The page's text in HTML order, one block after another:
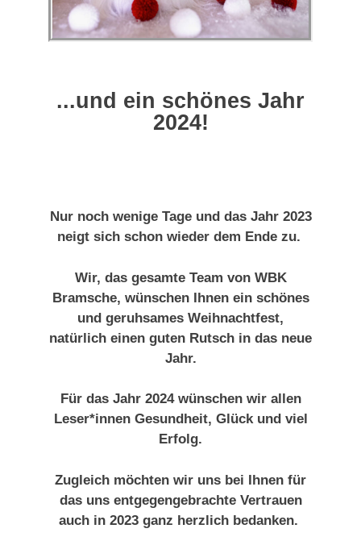
...und ein schönes Jahr
2024!
Nur noch wenige Tage und das Jahr 2023
neigt sich schon wieder dem Ende zu.
Wir, das gesamte Team von WBK
Bramsche, wünschen Ihnen ein schönes
und geruhsames Weihnachtfest,
natürlich einen guten Rutsch in das neue
Jahr.
Für das Jahr 2024 wünschen wir allen
Leser*innen Gesundheit, Glück und viel
Erfolg.
Zugleich möchten wir uns bei Ihnen für
das uns entgegengebrachte Vertrauen
auch in 2023 ganz herzlich bedanken.